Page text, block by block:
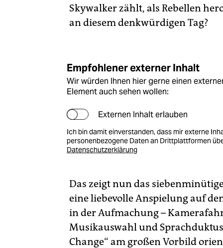
Skywalker zählt, als Rebellen
an diesem denkwürdigen Tag?
Empfohlener externer Inhalt
Wir würden Ihnen hier gerne einen
Element auch sehen wollen:
Externen Inhalt erlauben
Ich bin damit einverstanden, dass mir externe
personenbezogene Daten an Drittplattformen
Datenschutzerklärung
Das zeigt nun das
eine liebevolle Anspielung auf
in der Aufmachung –
Musikauswahl und
Change“ am großen Vorbild